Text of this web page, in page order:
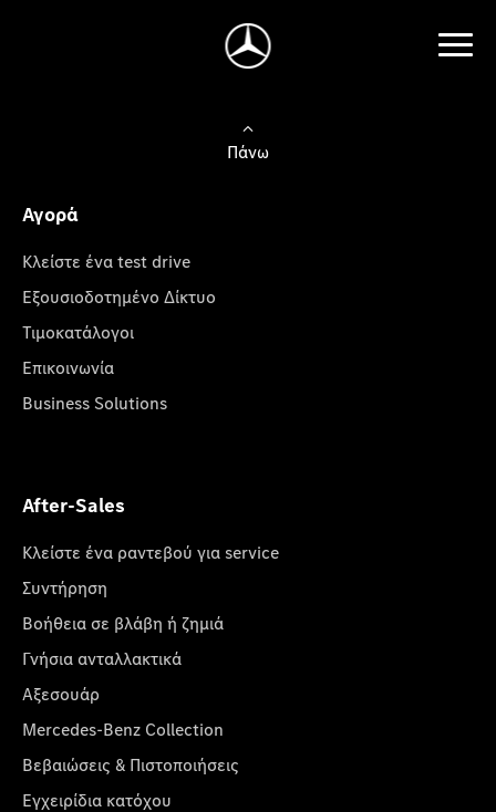
Πάνω
Αγορά
Κλείστε ένα test drive
Εξουσιοδοτημένο Δίκτυο
Τιμοκατάλογοι
Επικοινωνία
Business Solutions
After-Sales
Κλείστε ένα ραντεβού για service
Συντήρηση
Βοήθεια σε βλάβη ή ζημιά
Γνήσια ανταλλακτικά
Αξεσουάρ
Mercedes-Benz Collection
Βεβαιώσεις & Πιστοποιήσεις
Εγχειρίδια κατόχου